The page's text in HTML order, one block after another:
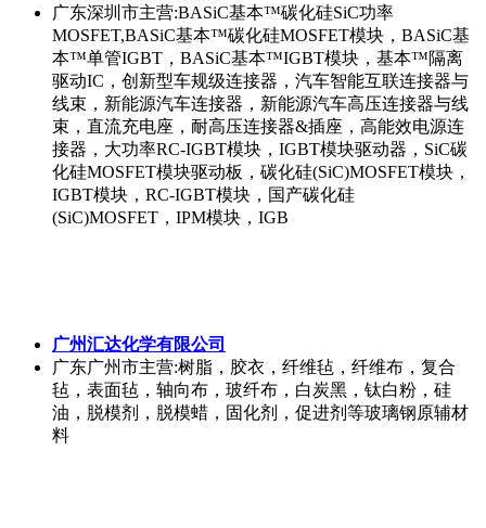
广东深圳市主营:BASiC基本™碳化硅SiC功率
MOSFET,BASiC基本™碳化硅MOSFET模块，BASiC基
本™单管IGBT，BASiC基本™IGBT模块，基本™隔离
驱动IC，创新型车规级连接器，汽车智能互联连接器与
线束，新能源汽车连接器，新能源汽车高压连接器与线
束，直流充电座，耐高压连接器&插座，高能效电源连
接器，大功率RC-IGBT模块，IGBT模块驱动器，SiC碳
化硅MOSFET模块驱动板，碳化硅(SiC)MOSFET模块，
IGBT模块，RC-IGBT模块，国产碳化硅
(SiC)MOSFET，IPM模块，IGB
广州汇达化学有限公司
广东广州市主营:树脂，胶衣，纤维毡，纤维布，复合
毡，表面毡，轴向布，玻纤布，白炭黑，钛白粉，硅
油，脱模剂，脱模蜡，固化剂，促进剂等玻璃钢原辅材
料